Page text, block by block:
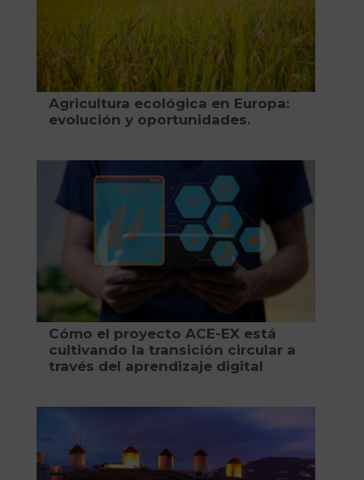
Agricultura ecológica en Europa:
evolución y oportunidades.
Cómo el proyecto ACE-EX está
cultivando la transición circular a
través del aprendizaje digital